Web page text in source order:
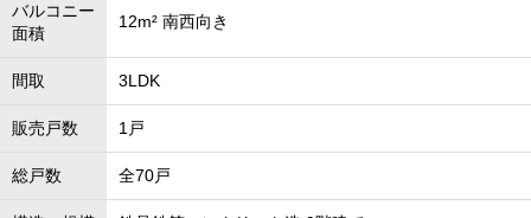
バルコニー
面積
12m² 南西向き
間取 3LDK
販売戸数 1戸
総戸数 全70戸